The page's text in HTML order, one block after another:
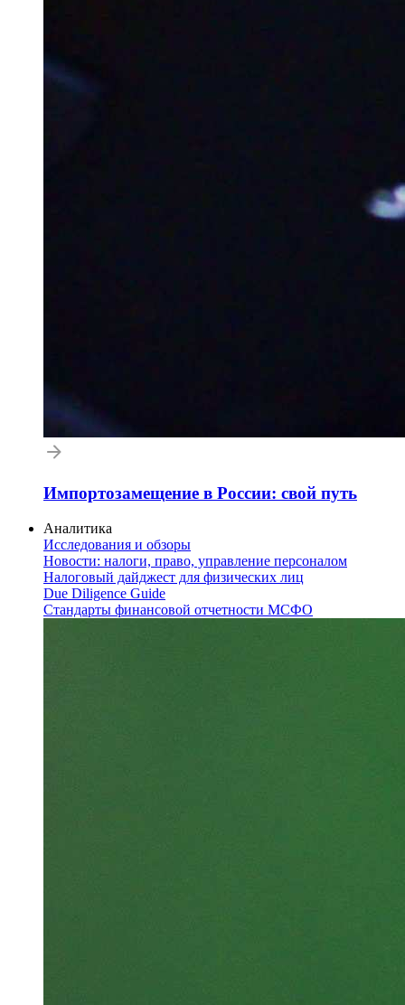
Импортозамещение в России: свой путь
Аналитика
Исследования и обзоры
Новости: налоги, право, управление персоналом
Налоговый дайджест для физических лиц
Due Diligence Guide
Стандарты финансовой отчетности МСФО